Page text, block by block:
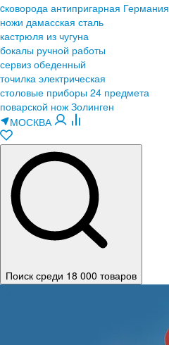
cковорода антипригарная Германия
ножи дамасская сталь
кастрюля из чугуна
бокалы ручной работы
сервиз обеденный
точилка электрическая
столовые приборы 24 предмета
поварской нож Золинген
МОСКВА
Поиск среди 18 000 товаров